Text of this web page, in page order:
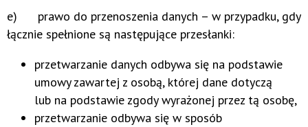
e) prawo do przenoszenia danych – w przypadku, gdy
łącznie spełnione są następujące przesłanki:
przetwarzanie danych odbywa się na podstawie
umowy zawartej z osobą, której dane dotyczą
lub na podstawie zgody wyrażonej przez tą osobę,
przetwarzanie odbywa się w sposób